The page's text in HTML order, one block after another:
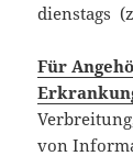
dienstags
Für
von